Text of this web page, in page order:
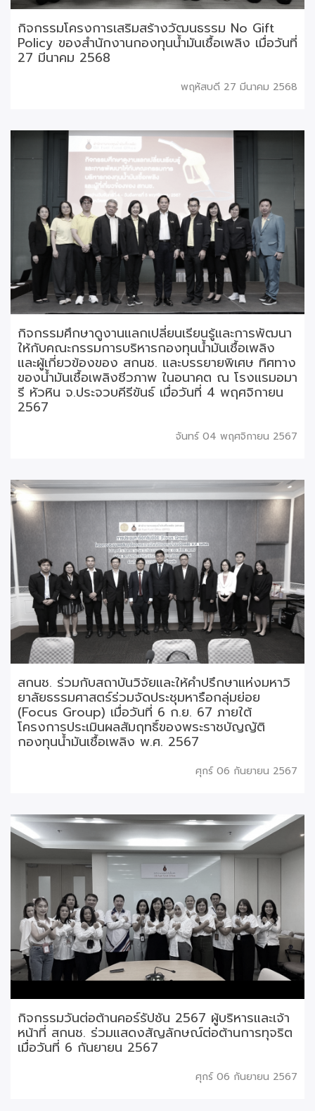
กิจกรรมโครงการเสริมสร้างวัฒนธรรม No Gift
Policy ของสำนักงานกองทุนน้ำมันเชื้อเพลิง เมื่อวันที่
27 มีนาคม 2568
พฤหัสบดี 27 มีนาคม 2568
กิจกรรมศึกษาดูงานแลกเปลี่ยนเรียนรู้และการพัฒนา
ให้กับคณะกรรมการบริหารกองทุนน้ำมันเชื้อเพลิง
และผู้เกี่ยวข้องของ สกนช. และบรรยายพิเศษ ทิศทาง
ของน้ำมันเชื้อเพลิงชีวภาพ ในอนาคต ณ โรงแรมอมา
รี หัวหิน จ.ประจวบคีรีขันธ์ เมื่อวันที่ 4 พฤศจิกายน
2567
จันทร์ 04 พฤศจิกายน 2567
สกนช. ร่วมกับสถาบันวิจัยและให้คำปรึกษาแห่งมหาวิ
ยาลัยธรรมศาสตร์ร่วมจัดประชุมหารือกลุ่มย่อย
(Focus Group) เมื่อวันที่ 6 ก.ย. 67 ภายใต้
โครงการประเมินผลสัมฤทธิ์ของพระราชบัญญัติ
กองทุนน้ำมันเชื้อเพลิง พ.ศ. 2567
ศุกร์ 06 กันยายน 2567
กิจกรรมวันต่อต้านคอร์รัปชัน 2567 ผู้บริหารและเจ้า
หน้าที่ สกนช. ร่วมแสดงสัญลักษณ์ต่อต้านการทุจริต
เมื่อวันที่ 6 กันยายน 2567
ศุกร์ 06 กันยายน 2567